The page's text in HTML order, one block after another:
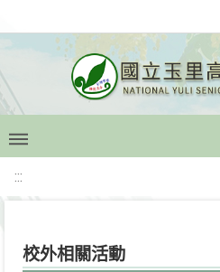
:::
校外相關活動